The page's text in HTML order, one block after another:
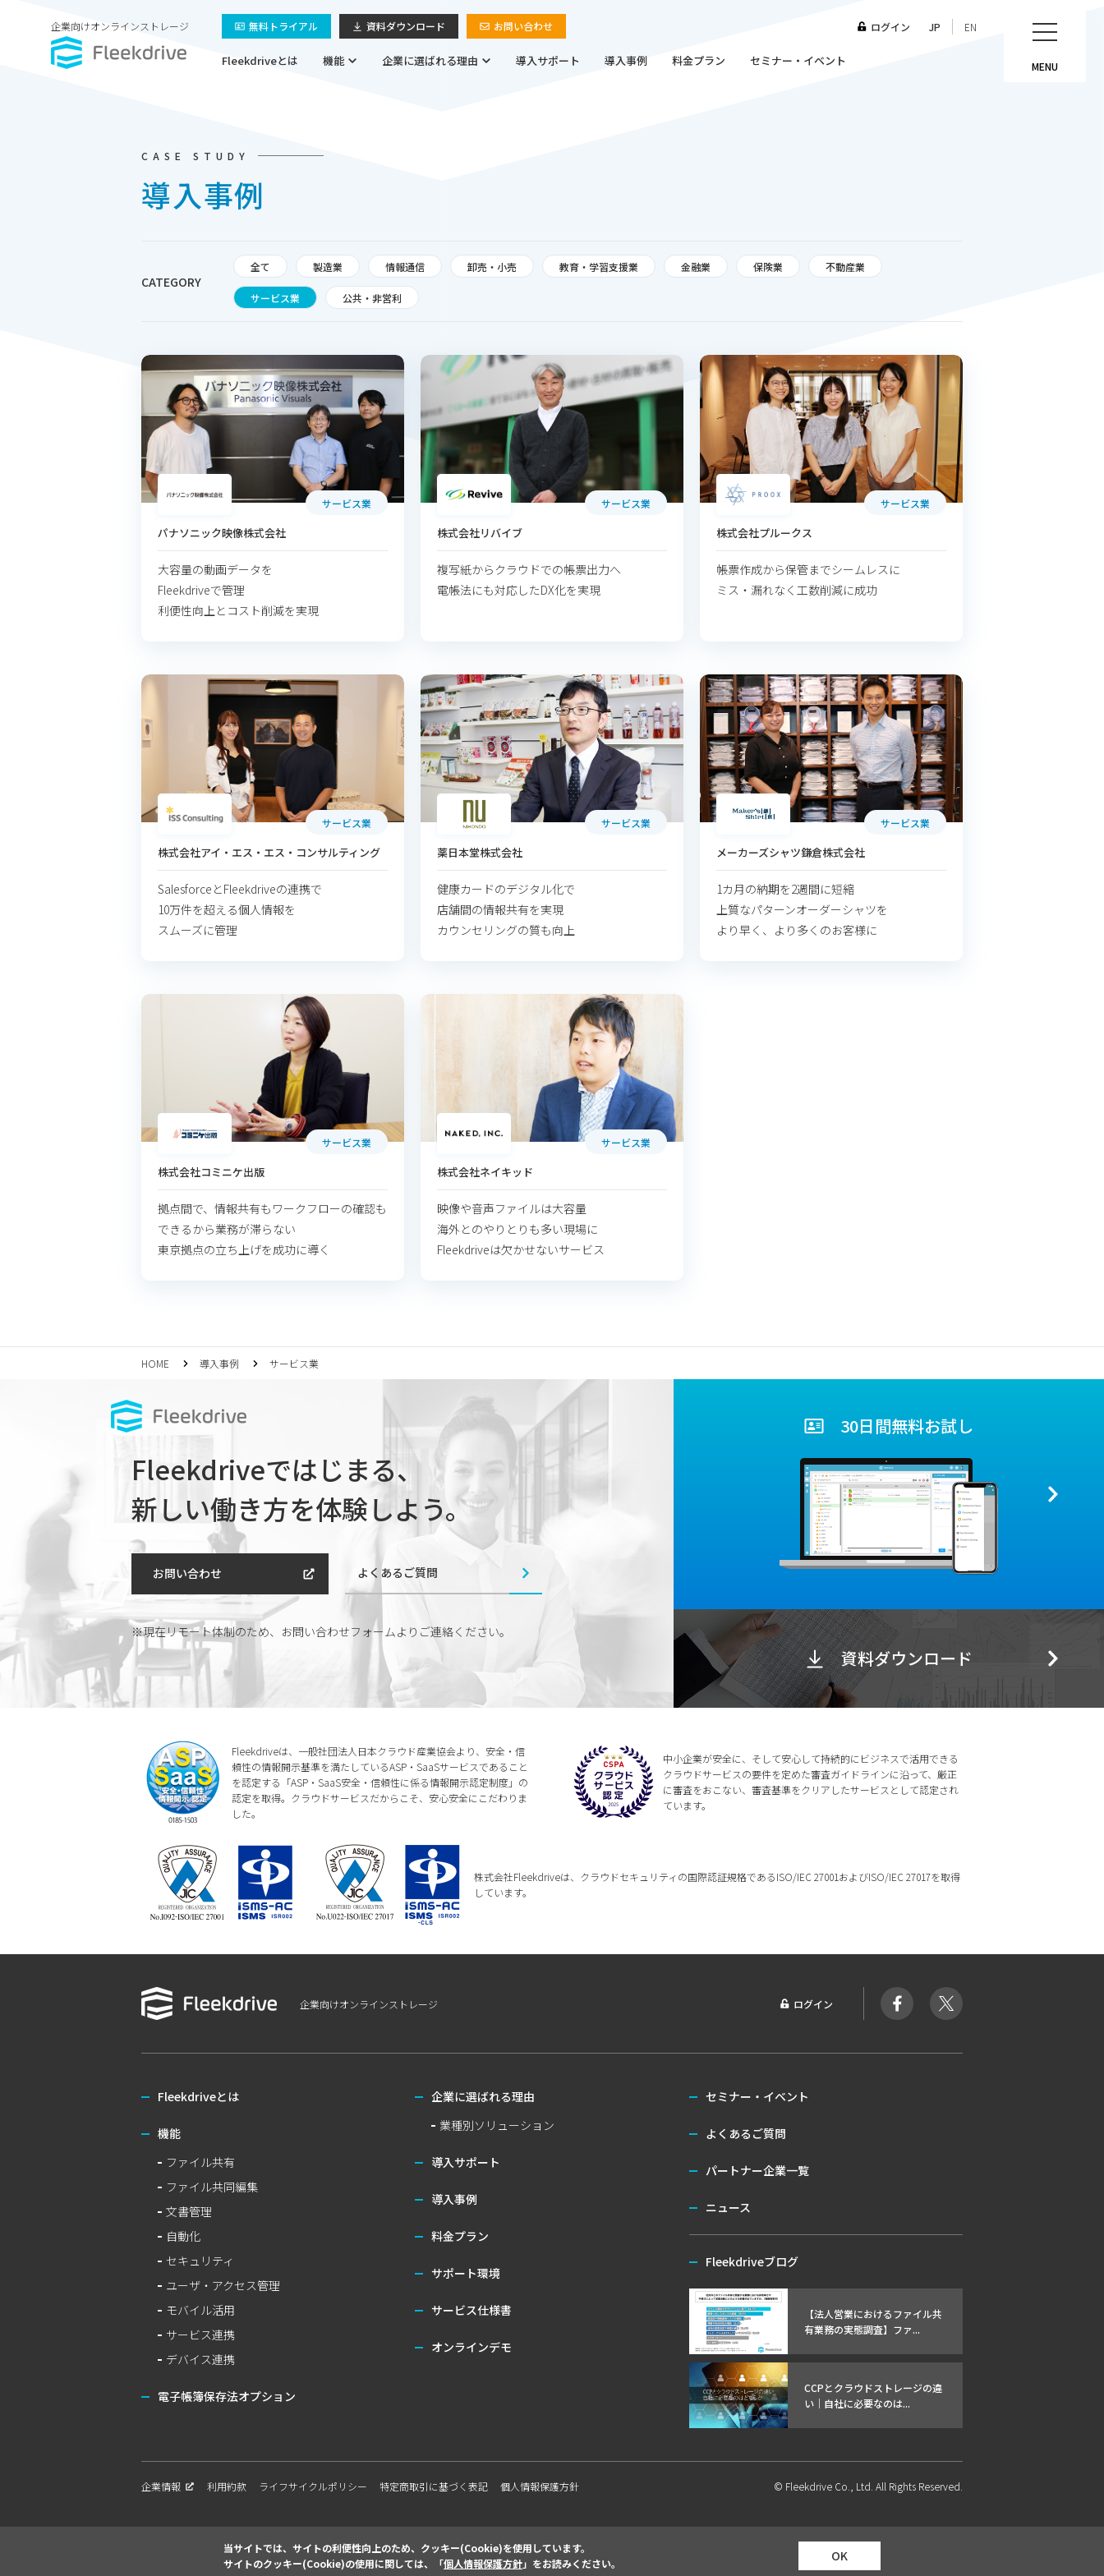
企業向けオンラインストレージ
MENU
ログイン
無料トライアル 資料ダウンロード お問い合わせ JP EN
Fleekdriveとは 機能 企業に選ばれる理由 導入サポート 導入事例 料金プラン セミナー・イベント
CASE STUDY
導入事例
CATEGORY
全て 製造業 情報通信 卸売・小売 教育・学習支援業 金融業 保険業 不動産業
サービス業 公共・非営利
サービス業
パナソニック映像株式会社
大容量の動画データを
Fleekdriveで管理
利便性向上とコスト削減を実現
サービス業
株式会社リバイブ
複写紙からクラウドでの帳票出力へ
電帳法にも対応したDX化を実現
サービス業
株式会社プルークス
帳票作成から保管までシームレスに
ミス・漏れなく工数削減に成功
サービス業
株式会社アイ・エス・エス・コンサルティング
SalesforceとFleekdriveの連携で
10万件を超える個人情報を
スムーズに管理
サービス業
薬日本堂株式会社
健康カードのデジタル化で
店舗間の情報共有を実現
カウンセリングの質も向上
サービス業
メーカーズシャツ鎌倉株式会社
1カ月の納期を2週間に短縮
上質なパターンオーダーシャツを
より早く、より多くのお客様に
サービス業
株式会社コミニケ出版
拠点間で、情報共有もワークフローの確認も
できるから業務が滞らない
東京拠点の立ち上げを成功に導く
サービス業
株式会社ネイキッド
映像や音声ファイルは大容量
海外とのやりとりも多い現場に
Fleekdriveは欠かせないサービス
HOME 導入事例 サービス業
Fleekdriveではじまる、
新しい働き方を体験しよう。
お問い合わせ よくあるご質問
※現在リモート体制のため、 お問い合わせフォームよりご連絡ください。
30日間無料お試し
資料ダウンロード
Fleekdriveは、一般社団法人日本クラウド産業協会より、安全・信
頼性の情報開示基準を満たしているASP・SaaSサービスであること
を認定する「ASP・SaaS安全・信頼性に係る情報開示認定制度」の
認定を取得。クラウドサービスだからこそ、安心安全にこだわりま
した。
中小企業が安全に、そして安心して持続的にビジネスで活用できる
クラウドサービスの要件を定めた審査ガイドラインに沿って、厳正
に審査をおこない、審査基準をクリアしたサービスとして認定され
ています。
株式会社Fleekdriveは、クラウドセキュリティの国際認証規格であるISO/IEC 27001およびISO/IEC 27017を取得
しています。
企業向けオンラインストレージ ログイン
Fleekdriveとは
機能
ファイル共有
ファイル共同編集
文書管理
自動化
セキュリティ
ユーザ・アクセス管理
モバイル活用
サービス連携
デバイス連携
電子帳簿保存法オプション
企業に選ばれる理由
業種別ソリューション
導入サポート
導入事例
料金プラン
サポート環境
サービス仕様書
オンラインデモ
セミナー・イベント
よくあるご質問
パートナー企業一覧
ニュース
Fleekdriveブログ
【法人営業におけるファイル共
有業務の実態調査】ファ...
CCPとクラウドストレージの違
い｜自社に必要なのは...
企業情報 利用約款 ライフサイクルポリシー 特定商取引に基づく表記 個人情報保護方針 © Fleekdrive Co., Ltd. All Rights Reserved.
当サイトでは、サイトの利便性向上のため、クッキー(Cookie)を使用しています。
サイトのクッキー(Cookie)の使用に関しては、「個人情報保護方針」をお読みください。 OK